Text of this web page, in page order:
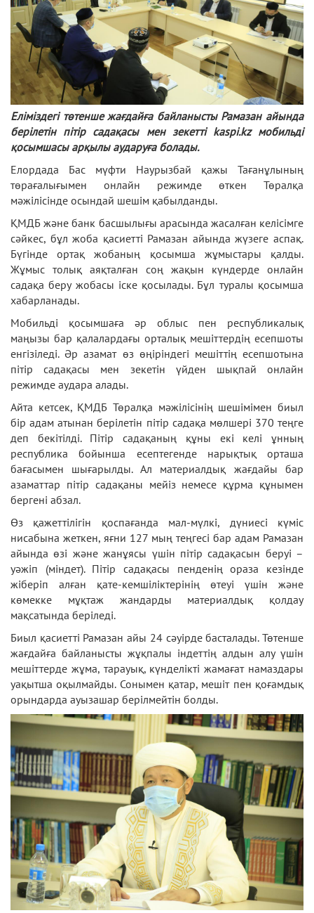
Еліміздегі төтенше жағдайға байланысты Рамазан айында
берілетін пітір садақасы мен зекетті kaspi.kz мобильді
қосымшасы арқылы аударуға болады.
Елордада Бас мүфти Наурызбай қажы Тағанұлының
төрағалығымен онлайн режимде өткен Төралқа
мәжілісінде осындай шешім қабылданды.
ҚМДБ және банк басшылығы арасында жасалған келісімге
сәйкес, бұл жоба қасиетті Рамазан айында жүзеге аспақ.
Бүгінде ортақ жобаның қосымша жұмыстары қалды.
Жұмыс толық аяқталған соң жақын күндерде онлайн
садақа беру жобасы іске қосылады. Бұл туралы қосымша
хабарланады.
Мобильді қосымшаға әр облыс пен республикалық
маңызы бар қалалардағы орталық мешіттердің есепшоты
енгізіледі. Әр азамат өз өңіріндегі мешіттің есепшотына
пітір садақасы мен зекетін үйден шықпай онлайн
режимде аудара алады.
Айта кетсек, ҚМДБ Төралқа мәжілісінің шешімімен биыл
бір адам атынан берілетін пітір садақа мөлшері 370 теңге
деп бекітілді. Пітір садақаның құны екі келі ұнның
республика бойынша есептегенде нарықтық орташа
бағасымен шығарылды. Ал материалдық жағдайы бар
азаматтар пітір садақаны мейіз немесе құрма құнымен
бергені абзал.
Өз қажеттілігін қоспағанда мал-мүлкі, дүниесі күміс
нисабына жеткен, яғни 127 мың теңгесі бар адам Рамазан
айында өзі және жанұясы үшін пітір садақасын беруі –
уәжіп (міндет). Пітір садақасы пенденің ораза кезінде
жіберіп алған қате-кемшіліктерінің өтеуі үшін және
көмекке мұқтаж жандарды материалдық қолдау
мақсатында беріледі.
Биыл қасиетті Рамазан айы 24 сәуірде басталады. Төтенше
жағдайға байланысты жұқпалы індеттің алдын алу үшін
мешіттерде жұма, тарауық, күнделікті жамағат намаздары
уақытша оқылмайды. Сонымен қатар, мешіт пен қоғамдық
орындарда ауызашар берілмейтін болды.